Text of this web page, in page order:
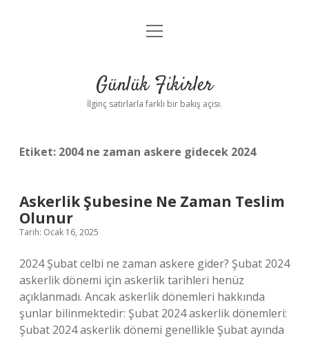
Anasayfa
Yasal Uyarı
menüyü
Günlük Fikirler
İlginç satırlarla farklı bir bakış açısı.
Etiket: 2004 ne zaman askere gidecek 2024
Askerlik Şubesine Ne Zaman Teslim
Olunur
Tarih: Ocak 16, 2025
2024 Şubat celbi ne zaman askere gider? Şubat 2024
askerlik dönemi için askerlik tarihleri ​​henüz
açıklanmadı. Ancak askerlik dönemleri hakkında
şunlar bilinmektedir: Şubat 2024 askerlik dönemleri:
Şubat 2024 askerlik dönemi genellikle Şubat ayında